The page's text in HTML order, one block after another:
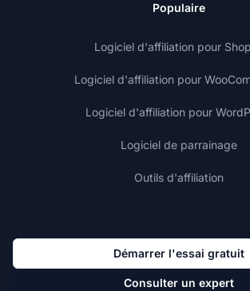
Populaire
Logiciel d'affiliation pour
Logiciel d'affiliation pour
Logiciel d'affiliation pour
Logiciel de parrainage
Outils d'affiliation
Démarrer l'essai gratuit
Consulter un expert